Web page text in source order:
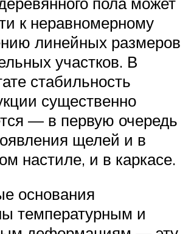
к неравномерному
линейных размеров
участков. В
стабильность
существенно
— в первую очередь
щелей и в
настиле, и в каркасе.
основания
температурным и